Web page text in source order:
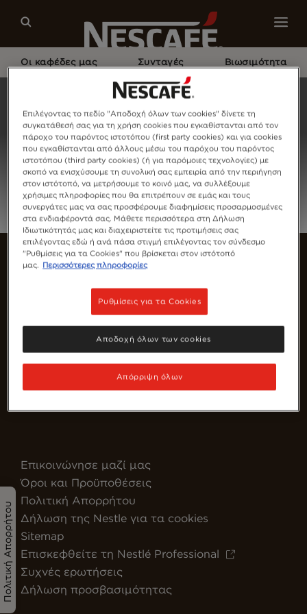
Οι καφέδες μας Συνταγές Βιωσιμότητα
Σύνδεση
Πολιτική Απορρήτου
Επικοινώνησε μαζί μας
Όροι και Προϋποθέσεις
Πολιτική Απορρήτου
Δήλωση της Nestle για τα cookies
Sitemap
Επισκεφθείτε τη Nestlé Professional
Συχνές ερωτήσεις
Δήλωση προσβασιμότητας
Επιλέγοντας το πεδίο "Αποδοχή όλων των cookies" δίνετε τη
συγκατάθεσή σας για τη χρήση cookies που εγκαθίστανται από τον
πάροχο του παρόντος ιστοτόπου (first party cookies) και για cookies
που εγκαθίστανται από άλλους μέσω του παρόχου του παρόντος
ιστοτόπου (third party cookies) (ή για παρόμοιες τεχνολογίες) με
σκοπό να ενισχύσουμε τη συνολική σας εμπειρία από την περιήγηση
στον ιστότοπό, να μετρήσουμε το κοινό μας, να συλλέξουμε
χρήσιμες πληροφορίες που θα επιτρέπουν σε εμάς και τους
συνεργάτες μας να σας προσφέρουμε διαφημίσεις προσαρμοσμένες
στα ενδιαφέροντά σας. Μάθετε περισσότερα στη Δήλωση
Ιδιωτικότητάς μας και διαχειριστείτε τις προτιμήσεις σας
επιλέγοντας εδώ ή ανά πάσα στιγμή επιλέγοντας τον σύνδεσμο
"Ρυθμίσεις για τα Cookies" που βρίσκεται στον ιστότοπό
μας. Περισσότερες πληροφορίες
Ρυθμίσεις για τα Cookies
Απόρριψη όλων
Αποδοχή όλων των cookies